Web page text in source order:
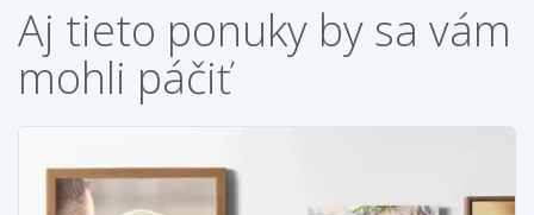
Aj tieto ponuky by sa vám
mohli páčiť